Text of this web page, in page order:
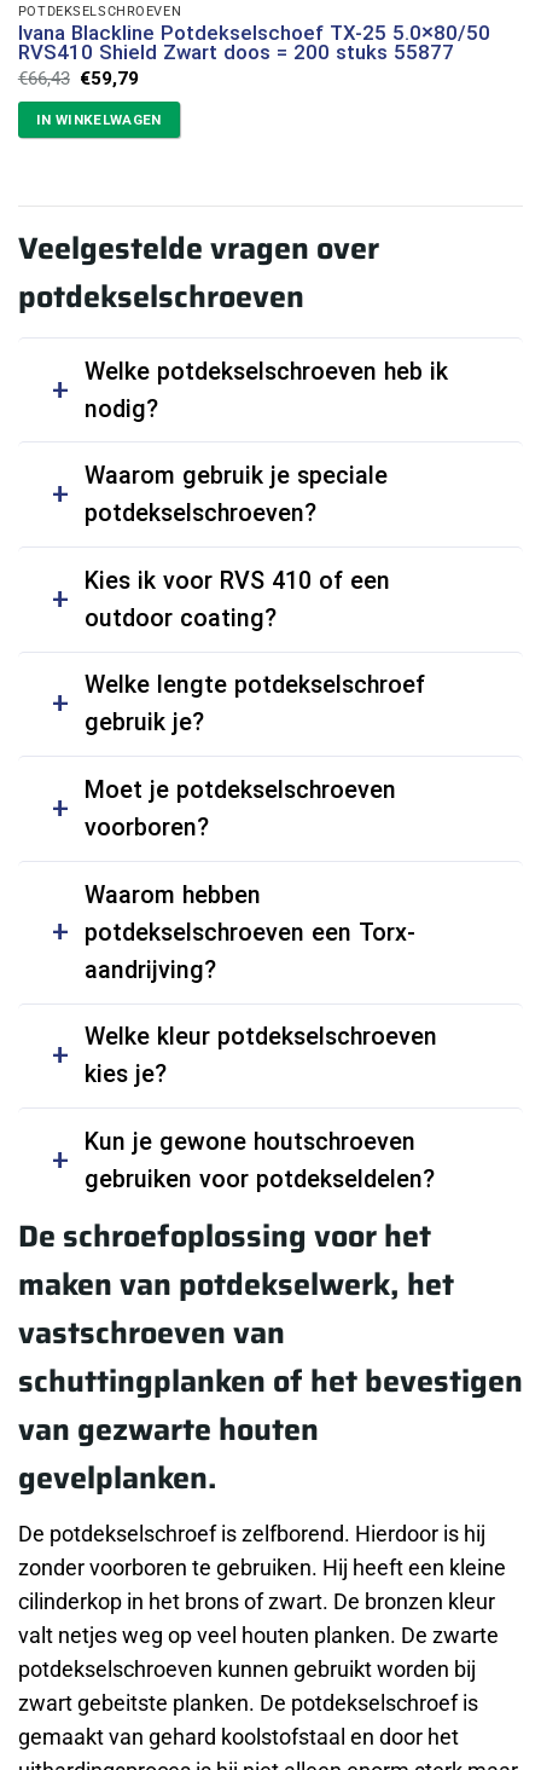
POTDEKSELSCHROEVEN
Ivana Blackline Potdekselschoef TX-25 5.0×80/50
RVS410 Shield Zwart doos = 200 stuks 55877
€66,43 Oorspronkelijke
prijs
was:
€66,43.
€59,79Huidige
is:
€59,79.
IN WINKELWAGEN
Veelgestelde vragen over
potdekselschroeven
Welke potdekselschroeven heb ik
nodig?
Waarom gebruik je speciale
potdekselschroeven?
Kies ik voor RVS 410 of een
outdoor coating?
Welke lengte potdekselschroef
gebruik je?
Moet je potdekselschroeven
voorboren?
Waarom hebben
potdekselschroeven een Torx-
aandrijving?
Welke kleur potdekselschroeven
kies je?
Kun je gewone houtschroeven
gebruiken voor potdekseldelen?
De schroefoplossing voor het
maken van potdekselwerk, het
vastschroeven van
schuttingplanken of het bevestigen
van gezwarte houten
gevelplanken.
De potdekselschroef is zelfborend. Hierdoor is hij
zonder voorboren te gebruiken. Hij heeft een kleine
cilinderkop in het brons of zwart. De bronzen kleur
valt netjes weg op veel houten planken. De zwarte
potdekselschroeven kunnen gebruikt worden bij
zwart gebeitste planken. De potdekselschroef is
gemaakt van gehard koolstofstaal en door het